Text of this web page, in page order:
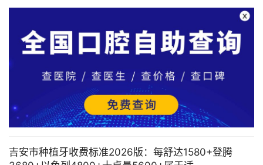
吉安市种植牙收费标准2026版：每舒达1580+登腾